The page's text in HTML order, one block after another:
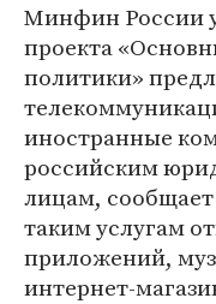
Минфин России
проекта
политики»
иностранные
российским
лицам, сообщает
таким услугам
приложений,
интернет-